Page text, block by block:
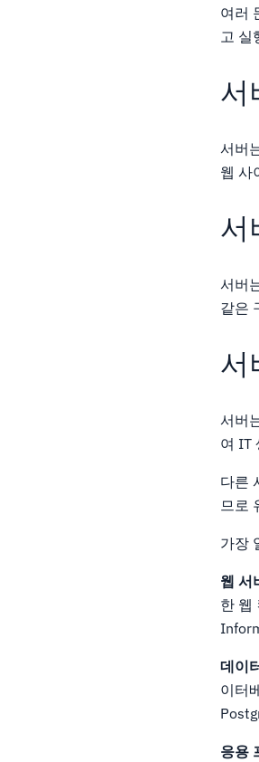
여러
고 실
서
서버
웹 사
서
서버
같은
서
서버
여 IT
다른
므로
가장
웹 서
한 웹
데이
이터
응용